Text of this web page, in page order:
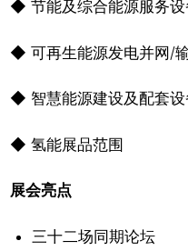
◆ 节能及综合能源服务设
◆ 可再生能源发电并网/
◆ 智慧能源建设及配套设
◆ 氢能展品范围
展会亮点
三十二场同期论坛